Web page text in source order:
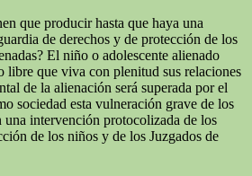
que producir hasta que haya una
de derechos y de protección de los
El niño o adolescente alienado
libre que viva con plenitud sus relaciones
de la alienación será superada por el
sociedad esta vulneración grave de los
una intervención protocolizada de los
de los niños y de los Juzgados de